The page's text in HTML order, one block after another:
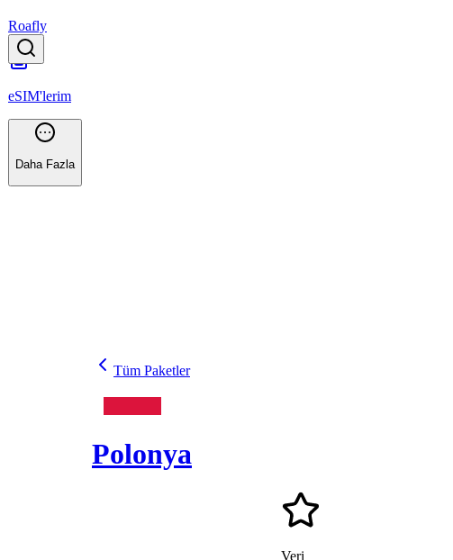
Roafly
eSIM'lerim
Daha Fazla
Tüm Paketler
Polonya
Veri